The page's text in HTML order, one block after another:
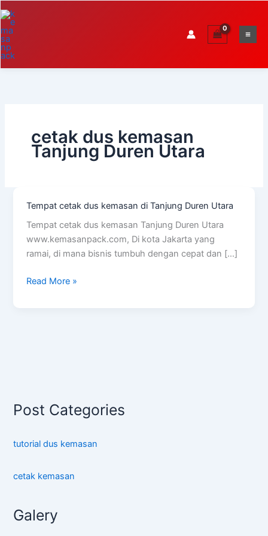
to
content
cetak dus kemasan
Tanjung Duren Utara
Tempat cetak dus kemasan di Tanjung Duren Utara
Tempat cetak dus kemasan Tanjung Duren Utara
www.kemasanpack.com, Di kota Jakarta yang
ramai, di mana bisnis tumbuh dengan cepat dan […]
Tempat
cetak
dus
kemasan
Tanjung
Read More »
Post Categories
tutorial dus kemasan
cetak kemasan
Galery